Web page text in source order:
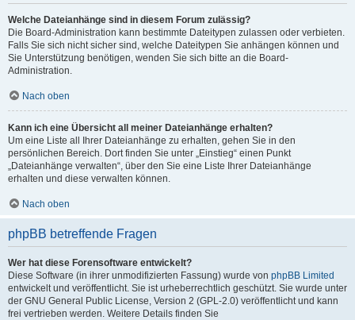
Welche Dateianhänge sind in diesem Forum zulässig?
Die Board-Administration kann bestimmte Dateitypen zulassen oder verbieten.
Falls Sie sich nicht sicher sind, welche Dateitypen Sie anhängen können und
Sie Unterstützung benötigen, wenden Sie sich bitte an die Board-
Administration.
Nach oben
Kann ich eine Übersicht all meiner Dateianhänge erhalten?
Um eine Liste all Ihrer Dateianhänge zu erhalten, gehen Sie in den
persönlichen Bereich. Dort finden Sie unter „Einstieg“ einen Punkt
„Dateianhänge verwalten“, über den Sie eine Liste Ihrer Dateianhänge
erhalten und diese verwalten können.
Nach oben
phpBB betreffende Fragen
Wer hat diese Forensoftware entwickelt?
Diese Software (in ihrer unmodifizierten Fassung) wurde von phpBB Limited
entwickelt und veröffentlicht. Sie ist urheberrechtlich geschützt. Sie wurde unter
der GNU General Public License, Version 2 (GPL-2.0) veröffentlicht und kann
frei vertrieben werden. Weitere Details finden Sie